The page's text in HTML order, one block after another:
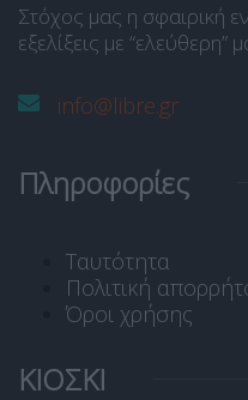
Στόχος μας η σφαιρική
εξελίξεις με “ελεύθερη”
info@libre.gr
Πληροφορίες
Ταυτότητα
Πολιτική
Όροι χρήσης
ΚΙΟΣΚΙ